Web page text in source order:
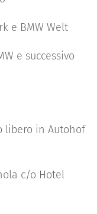
e BMW Welt
e successivo
libero in Autohof
c/o Hotel